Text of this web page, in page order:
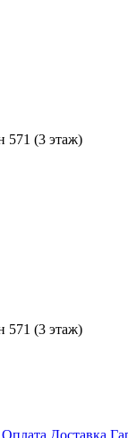
571 (3 этаж)
571 (3 этаж)
Оплата Доставка